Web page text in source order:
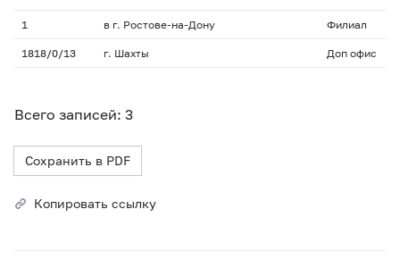
1 в г. Ростове-на-Дону Филиал
1818/0/13 г. Шахты Доп офис
Всего записей: 3
Сохранить в PDF
Копировать ссылку